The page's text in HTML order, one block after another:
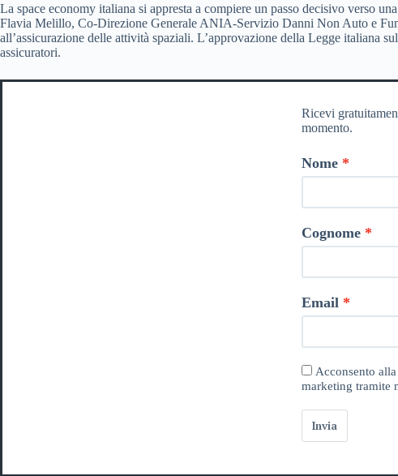
La space economy italiana si appresta a compiere un passo decisivo verso
Flavia Melillo, Co-Direzione Generale ANIA-Servizio Danni Non Auto e
all’assicurazione delle attività spaziali. L’approvazione della Legge italiana
assicuratori.
Ricevi
momento.
Nome
Cognome
Email
Acconsento
marketing tramite
Invia